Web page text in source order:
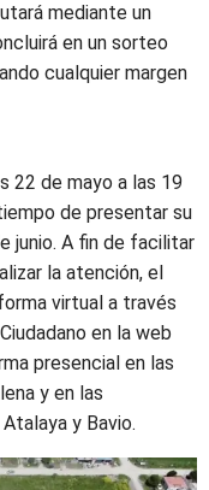
mediante un
en un sorteo
cualquier margen
22 de mayo a las 19
de presentar su
junio. A fin de facilitar
la atención, el
virtual a través
en la web
presencial en las
y en las
y Bavio.